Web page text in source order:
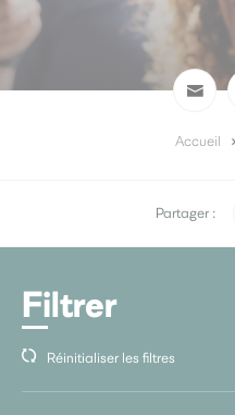
École
Accueil
Partager :
Filtrer
Réinitialiser les filtres